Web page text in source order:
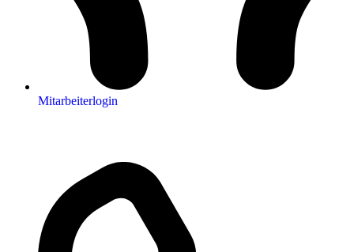
Mitarbeiterlogin